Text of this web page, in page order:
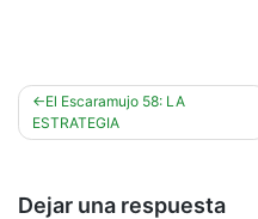
Navegación
de
El Escaramujo 58: LA
ESTRATEGIA
Dejar una respuesta